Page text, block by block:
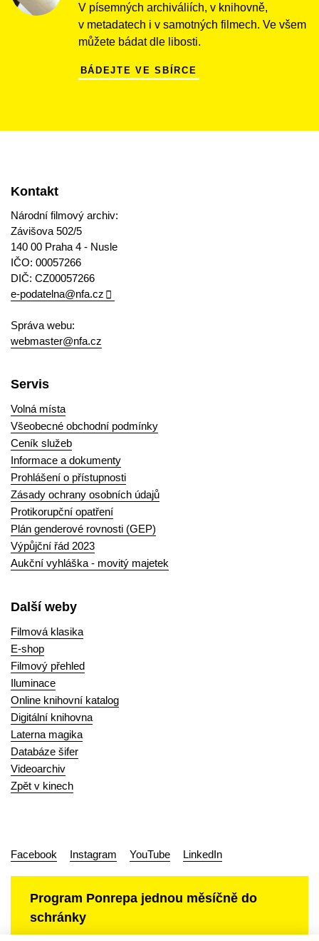
V písemných archiváliích, v knihovně,
v metadatech i v samotných filmech. Ve všem
můžete bádat dle libosti.
BÁDEJTE VE SBÍRCE
Kontakt
Národní filmový archiv:
Závišova 502/5
140 00 Praha 4 - Nusle
IČO: 00057266
DIČ: CZ00057266
e-podatelna@nfa.cz
Správa webu:
webmaster@nfa.cz
Servis
Volná místa
Všeobecné obchodní podmínky
Ceník služeb
Informace a dokumenty
Prohlášení o přístupnosti
Zásady ochrany osobních údajů
Protikorupční opatření
Plán genderové rovnosti (GEP)
Výpůjční řád 2023
Aukční vyhláška - movitý majetek
Další weby
Filmová klasika
E-shop
Filmový přehled
Iluminace
Online knihovní katalog
Digitální knihovna
Laterna magika
Databáze šifer
Videoarchiv
Zpět v kinech
Facebook Instagram YouTube LinkedIn
Program Ponrepa jednou měsíčně do
schránky